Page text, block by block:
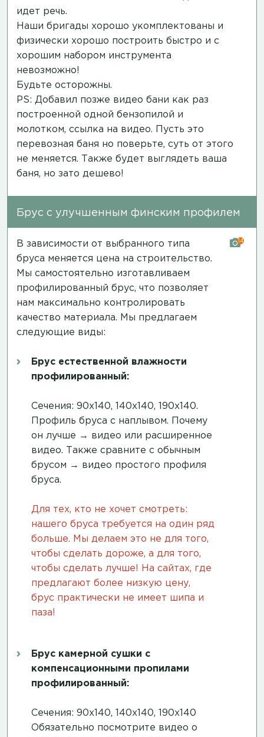
идет речь.
Наши бригады хорошо укомплектованы и
физически хорошо построить быстро и с
хорошим набором инструмента
невозможно!
Будьте осторожны.
PS: Добавил позже видео бани как раз
построенной одной бензопилой и
молотком, ссылка на видео. Пусть это
перевозная баня но поверьте, суть от этого
не меняется. Также будет выглядеть ваша
баня, но зато дешево!
Брус с улучшенным финским профилем
В зависимости от выбранного типа
бруса меняется цена на строительство.
Мы самостоятельно изготавливаем
профилированный брус, что позволяет
нам максимально контролировать
качество материала. Мы предлагаем
следующие виды:
Брус естественной влажности
профилированный:
Сечения: 90х140, 140х140, 190х140.
Профиль бруса с наплывом. Почему
он лучше → видео или расширенное
видео. Также сравните с обычным
брусом → видео простого профиля
бруса.
Для тех, кто не хочет смотреть:
нашего бруса требуется на один ряд
больше. Мы делаем это не для того,
чтобы сделать дороже, а для того,
чтобы сделать лучше! На сайтах, где
предлагают более низкую цену,
брус практически не имеет шипа и
паза!
Брус камерной сушки с
компенсационными пропилами
профилированный:
Сечения: 90х140, 140х140, 190х140
Обязательно посмотрите видео о
14